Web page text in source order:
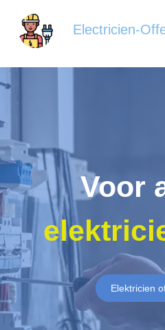
Electricien-
Voor
Elektricien